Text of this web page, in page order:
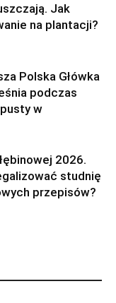
Jak
na plantacji?
Polska Główka
podczas
w
2026.
studnię
przepisów?